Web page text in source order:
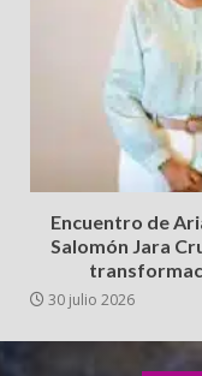
Encuentro de
Salomón Jara
30 julio 2026